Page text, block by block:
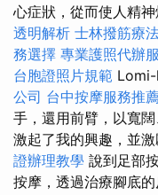
心症狀，從而使人精
透明解析 士林撥筋療
務選擇 專業護照代辦
台胞證照片規範
公司 台中按摩服務推
手，還用前臂，以寬
激起了我的興趣，並
證辦理教學 說到足部
按摩，透過治療腳底